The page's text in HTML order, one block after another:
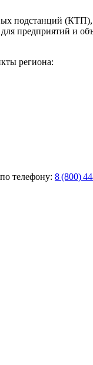
подстанций
предприятий и
региона:
телефону: 8 (800)